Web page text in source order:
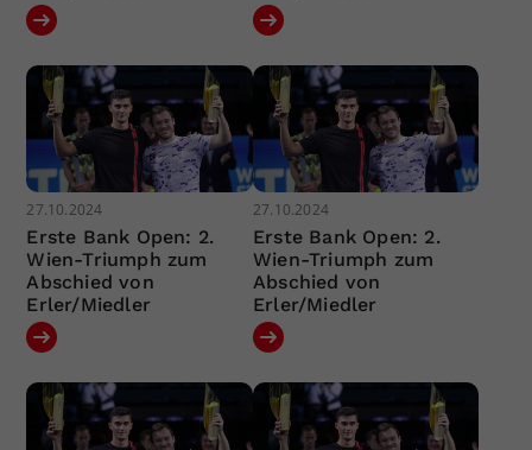
27.10.2024
Erste Bank Open: 2.
Wien-Triumph zum
Abschied von
Erler/Miedler
27.10.2024
Erste Bank Open: 2.
Wien-Triumph zum
Abschied von
Erler/Miedler